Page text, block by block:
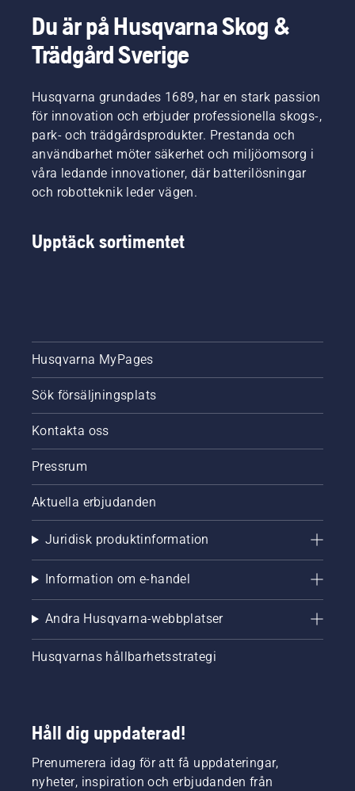
Du är på Husqvarna Skog &
Trädgård Sverige
Husqvarna grundades 1689, har en stark passion
för innovation och erbjuder professionella skogs-,
park- och trädgårdsprodukter. Prestanda och
användbarhet möter säkerhet och miljöomsorg i
våra ledande innovationer, där batterilösningar
och robotteknik leder vägen.
Upptäck sortimentet
Husqvarna MyPages
Sök försäljningsplats
Kontakta oss
Pressrum
Aktuella erbjudanden
Juridisk produktinformation
Information om e-handel
Andra Husqvarna-webbplatser
Husqvarnas hållbarhetsstrategi
Håll dig uppdaterad!
Prenumerera idag för att få uppdateringar,
nyheter, inspiration och erbjudanden från